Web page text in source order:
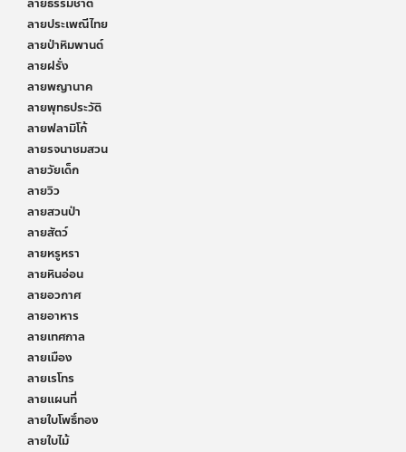
ลายธรรมชาติ
ลายประเพณีไทย
ลายป่าหิมพานต์
ลายฝรั่ง
ลายพญานาค
ลายพุทธประวัติ
ลายฟลามิโก้
ลายรจนาชมสวน
ลายวัยเด็ก
ลายวิว
ลายสวนป่า
ลายสัตว์
ลายหรูหรา
ลายหินอ่อน
ลายอวกาศ
ลายอาหาร
ลายเทศกาล
ลายเมือง
ลายเรโทร
ลายแผนที่
ลายใบโพธิ์ทอง
ลายใบไม้